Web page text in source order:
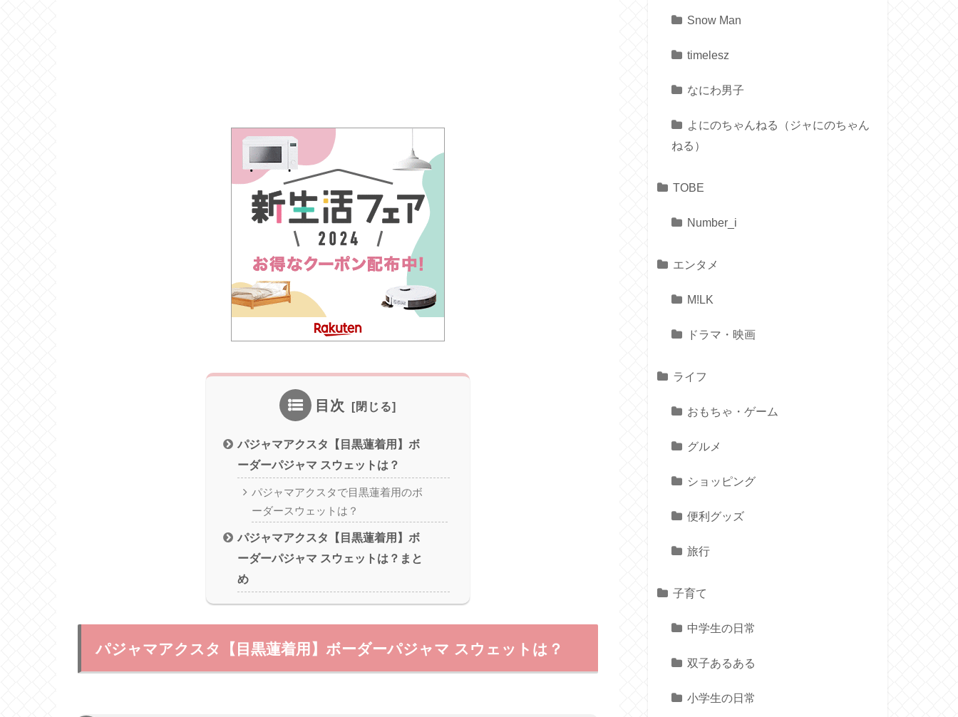
目次
パジャマアクスタ【目黒蓮着用】ボ
ーダーパジャマ スウェットは？
パジャマアクスタで目黒蓮着用のボ
ーダースウェットは？
パジャマアクスタ【目黒蓮着用】ボ
ーダーパジャマ スウェットは？まと
め
パジャマアクスタ【目黒蓮着用】ボーダーパジャマ スウェットは？
Snow Man
timelesz
なにわ男子
よにのちゃんねる（ジャにのちゃん
ねる）
TOBE
Number_i
エンタメ
M!LK
ドラマ・映画
ライフ
おもちゃ・ゲーム
グルメ
ショッピング
便利グッズ
旅行
子育て
中学生の日常
双子あるある
小学生の日常